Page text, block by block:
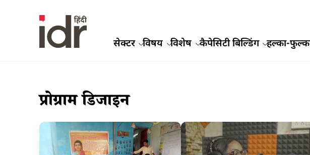
सेक्टर विषय विशेष कैपेसिटी बिल्डिंग हल्का-
प्रोग्राम डिजाइन